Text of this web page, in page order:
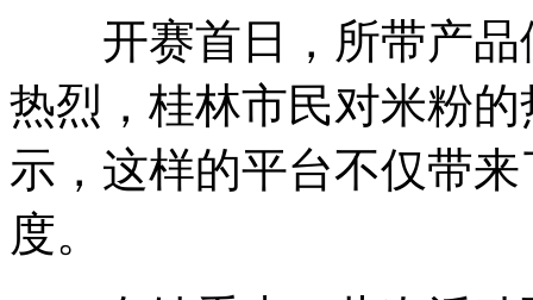
开赛首日，所带产品
热烈，桂林市民对米粉
示，这样的平台不仅带
度。